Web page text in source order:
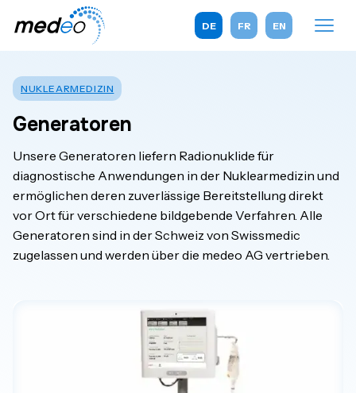
DE FR EN
NUKLEARMEDIZIN
Generatoren
Unsere Generatoren liefern Radionuklide für
diagnostische Anwendungen in der Nuklearmedizin und
ermöglichen deren zuverlässige Bereitstellung direkt
vor Ort für verschiedene bildgebende Verfahren. Alle
Generatoren sind in der Schweiz von Swissmedic
zugelassen und werden über die medeo AG vertrieben.